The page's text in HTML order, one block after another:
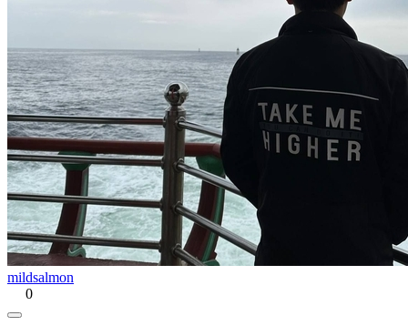
mildsalmon
0